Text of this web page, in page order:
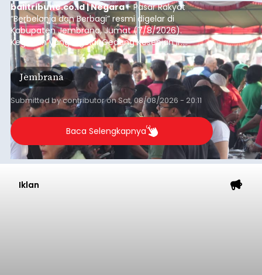
balitribune.co.id | Negara- Pasar Rakyat
“Berbelanja dan Berbagi” resmi digelar di
Kabupaten Jembrana, Jumat (7/8/2026).
Kegiatan yang digelar Gedung Kesenian Ir.
Soekarno ini memadukan pemberdayaan
ekonomi masyarakat dengan aksi sosial tersebut
mendapat antusiasme tinggi dan mencatat nilai
transaksi mencapai Rp672.733.200.
Jembrana
Submitted bycontributoronSat, 08/08/2026 - 20:11
Baca Selengkapnya
Iklan